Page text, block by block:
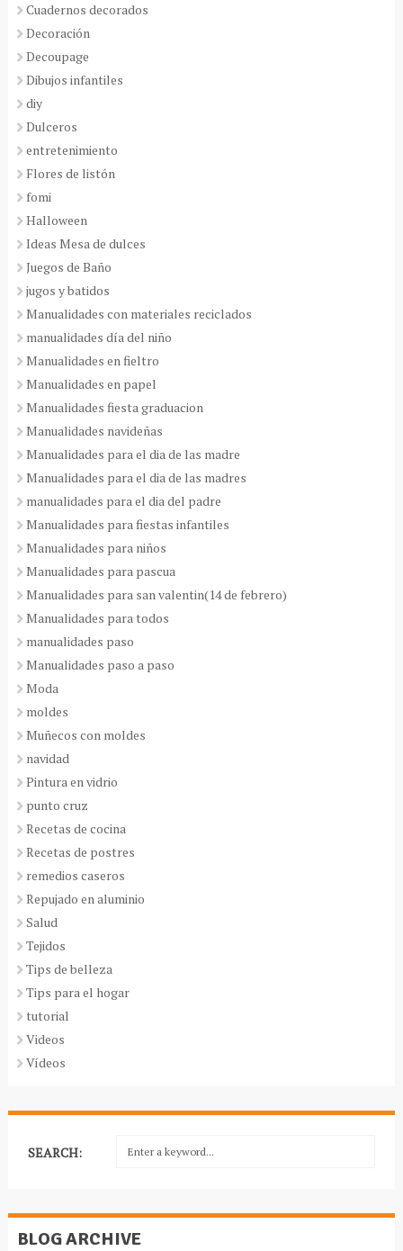
Cuadernos decorados
Decoración
Decoupage
Dibujos infantiles
diy
Dulceros
entretenimiento
Flores de listón
fomi
Halloween
Ideas Mesa de dulces
Juegos de Baño
jugos y batidos
Manualidades con materiales reciclados
manualidades día del niño
Manualidades en fieltro
Manualidades en papel
Manualidades fiesta graduacion
Manualidades navideñas
Manualidades para el dia de las madre
Manualidades para el dia de las madres
manualidades para el dia del padre
Manualidades para fiestas infantiles
Manualidades para niños
Manualidades para pascua
Manualidades para san valentin(14 de febrero)
Manualidades para todos
manualidades paso
Manualidades paso a paso
Moda
moldes
Muñecos con moldes
navidad
Pintura en vidrio
punto cruz
Recetas de cocina
Recetas de postres
remedios caseros
Repujado en aluminio
Salud
Tejidos
Tips de belleza
Tips para el hogar
tutorial
Videos
Vídeos
SEARCH:
BLOG ARCHIVE